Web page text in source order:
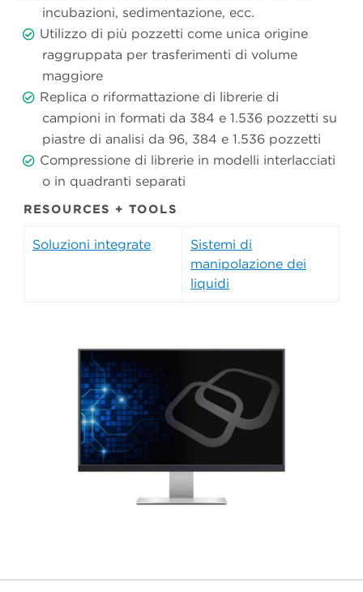
incubazioni, sedimentazione, ecc.
Utilizzo di più pozzetti come unica origine
raggruppata per trasferimenti di volume
maggiore
Replica o riformattazione di librerie di
campioni in formati da 384 e 1.536 pozzetti su
piastre di analisi da 96, 384 e 1.536 pozzetti
Compressione di librerie in modelli interlacciati
o in quadranti separati
RESOURCES + TOOLS
Soluzioni integrate
Sistemi di
manipolazione dei
liquidi